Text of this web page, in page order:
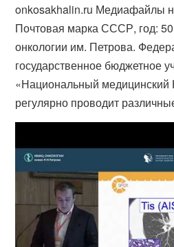
onkosakhalin.ru Медиафайлы
Почтовая марка СССР, год: 50
онкологии им. Петрова.
государственное бюджетное
«Национальный
регулярно проводит